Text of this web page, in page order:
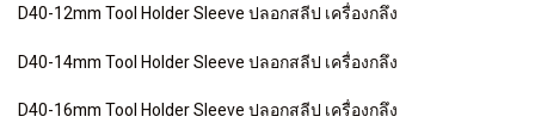
D40-12mm Tool Holder Sleeve ปลอกสลีป เครื่องกลึง
D40-14mm Tool Holder Sleeve ปลอกสลีป เครื่องกลึง
D40-16mm Tool Holder Sleeve ปลอกสลีป เครื่องกลึง